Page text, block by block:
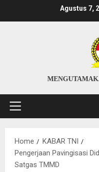
Agustus 7,
Primary
Home
KABAR TNI
Pengerjaan Pavingisasi
Satgas TMMD